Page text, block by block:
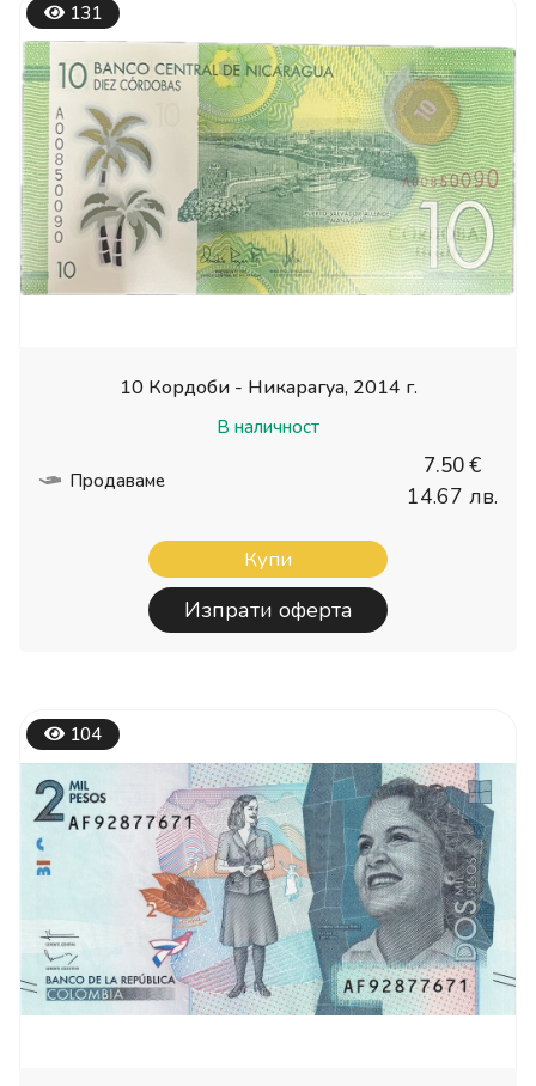
131
10 Кордоби - Никарагуа, 2014 г.
В наличност
Продаваме
7.50 €
14.67 лв.
Купи
Изпрати оферта
104